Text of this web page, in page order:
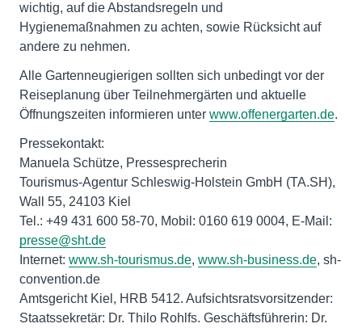
wichtig, auf die Abstandsregeln und
Hygienemaßnahmen zu achten, sowie Rücksicht auf
andere zu nehmen.
Alle Gartenneugierigen sollten sich unbedingt vor der
Reiseplanung über Teilnehmergärten und aktuelle
Öffnungszeiten informieren unter www.offenergarten.de.
Pressekontakt:
Manuela Schütze, Pressesprecherin
Tourismus-Agentur Schleswig-Holstein GmbH (TA.SH),
Wall 55, 24103 Kiel
Tel.: +49 431 600 58-70, Mobil: 0160 619 0004, E-Mail:
presse@sht.de
Internet: www.sh-tourismus.de, www.sh-business.de, sh-
convention.de
Amtsgericht Kiel, HRB 5412. Aufsichtsratsvorsitzender:
Staatssekretär: Dr. Thilo Rohlfs. Geschäftsführerin: Dr.